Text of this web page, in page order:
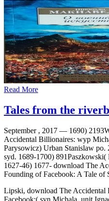
Read More
Tales from the
September , 2017 — 1690)
Accidental Billionaires: wyp
Parysowicz) Urban Stanislaw po.
syd. 1689-1700)
1627-46) 1677- download The
Founding of Facebook: A Tale of
Lipski, download The
Facebook:( syn Michala, unit